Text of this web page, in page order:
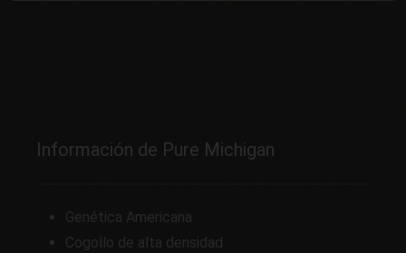
Información de Pure Michigan
Genética Americana
Cogollo de alta densidad